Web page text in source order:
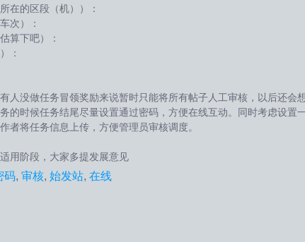
在的区段（机））：
次）：
算下吧）：
：
人没做任务冒领奖励来说暂时只能将所有帖子人工审核，以后还会
的时候任务结尾尽量设置通过密码，方便在线互动。同时考虑设置
者将任务信息上传，方便管理员审核调度。
用阶段，大家多提发展意见
码, 审核, 始发站, 在线